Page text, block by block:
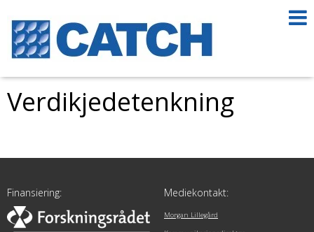
Verdikjedetenkning
Finansiering: Mediekontakt:
Morgan Lillegård